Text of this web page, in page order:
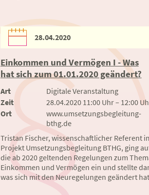
28.04.2020
Einkommen und Vermögen I - Was
hat sich zum 01.01.2020 geändert?
Art
Digitale Veranstaltung
Zeit
28.04.2020 11:00 Uhr – 12:00
Ort
www.umsetzungsbegleitung-
bthg.de
Tristan Fischer, wissenschaftlicher Referent
Projekt Umsetzungsbegleitung BTHG, ging
die ab 2020 geltenden Regelungen zum
Einkommen und Vermögen ein und stellte
was sich mit den Neuregelungen geändert